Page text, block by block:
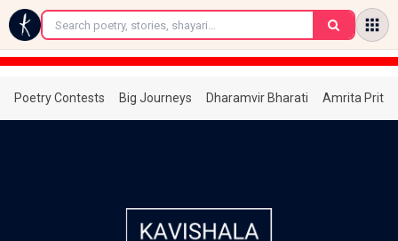
←
Poetry Contests Big Journeys Dharamvir Bharati Amrita